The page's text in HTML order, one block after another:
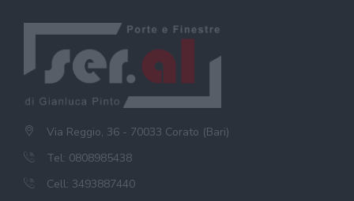
Via Reggio, 36 - 70033 Corato (Bari)
Tel: 0808985438
Cell: 3493887440